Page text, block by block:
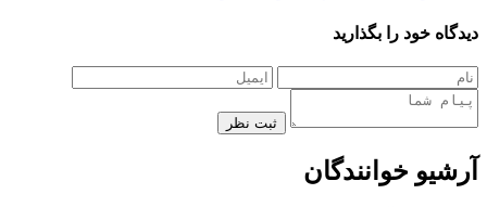
دیدگاه خود را بگذارید
ثبت نظر
آرشیو خوانندگان